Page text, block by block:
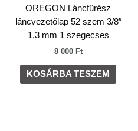
OREGON Láncfűrész
láncvezetőlap 52 szem 3/8″
1,3 mm 1 szegecses
8 000 Ft
KOSÁRBA TESZEM